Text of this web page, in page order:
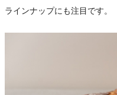
ラインナップにも注目です。